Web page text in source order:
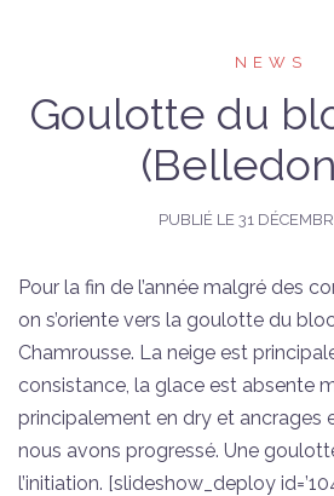
NEWS
Goulotte du
PUBLIÉ LE 31
Pour la fin de l’année malgré des
on s’oriente vers la goulotte du
Chamrousse. La neige est
consistance, la glace est absente
principalement en dry et ancrages
nous avons progressé. Une
l’initiation. [slideshow_deploy